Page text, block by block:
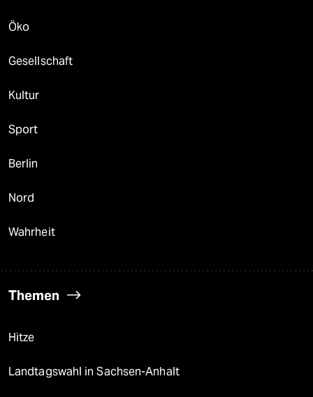
Öko
Gesellschaft
Kultur
Sport
Berlin
Nord
Wahrheit
Themen
Hitze
Landtagswahl in Sachsen-Anhalt